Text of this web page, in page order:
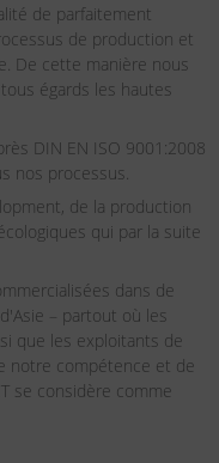
de parfaitement
de production et
De cette manière nous
égards les hautes
DIN EN ISO 9001:2008
nos processus.
de la production
qui par la suite
dans de
– partout où les
que les exploitants de
notre compétence et de
se considère comme